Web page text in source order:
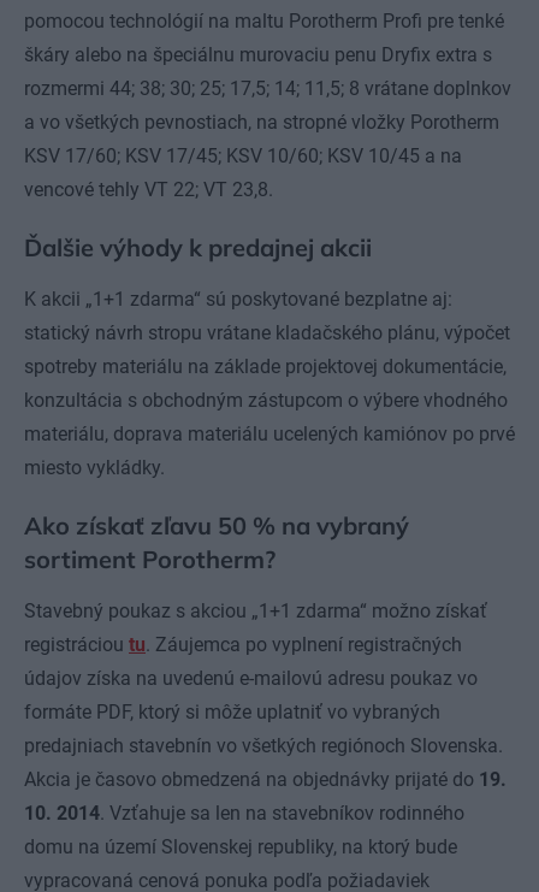
pomocou technológií na maltu Porotherm Profi pre tenké
škáry alebo na špeciálnu murovaciu penu Dryfix extra s
rozmermi 44; 38; 30; 25; 17,5; 14; 11,5; 8 vrátane doplnkov
a vo všetkých pevnostiach, na stropné vložky Porotherm
KSV 17/60; KSV 17/45; KSV 10/60; KSV 10/45 a na
vencové tehly VT 22; VT 23,8.
Ďalšie výhody k predajnej akcii
K akcii „1+1 zdarma“ sú poskytované bezplatne aj:
statický návrh stropu vrátane kladačského plánu, výpočet
spotreby materiálu na základe projektovej dokumentácie,
konzultácia s obchodným zástupcom o výbere vhodného
materiálu, doprava materiálu ucelených kamiónov po prvé
miesto vykládky.
Ako získať zľavu 50 % na vybraný
sortiment Porotherm?
Stavebný poukaz s akciou „1+1 zdarma“ možno získať
registráciou tu. Záujemca po vyplnení registračných
údajov získa na uvedenú e-mailovú adresu poukaz vo
formáte PDF, ktorý si môže uplatniť vo vybraných
predajniach stavebnín vo všetkých regiónoch Slovenska.
Akcia je časovo obmedzená na objednávky prijaté do 19.
10. 2014. Vzťahuje sa len na stavebníkov rodinného
domu na území Slovenskej republiky, na ktorý bude
vypracovaná cenová ponuka podľa požiadaviek